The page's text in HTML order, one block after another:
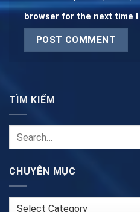
browser for the next time I
TÌM KIẾM
CHUYÊN MỤC
CHUYÊN